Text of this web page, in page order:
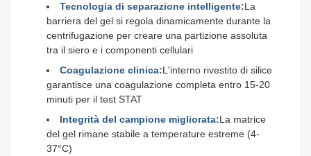
Tecnologia di separazione intelligente:La
barriera del gel si regola dinamicamente durante la
centrifugazione per creare una partizione assoluta
tra il siero e i componenti cellulari
Coagulazione clinica:L'interno rivestito di silice
garantisce una coagulazione completa entro 15-20
minuti per il test STAT
Integrità del campione migliorata:La matrice
del gel rimane stabile a temperature estreme (4-
37°C)